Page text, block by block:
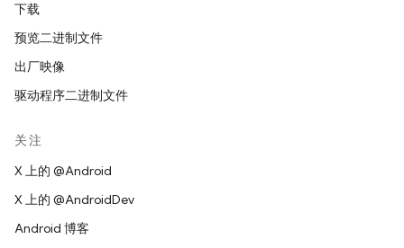
下载
预览二进制文件
出厂映像
驱动程序二进制文件
关注
X 上的 @Android
X 上的 @AndroidDev
Android 博客